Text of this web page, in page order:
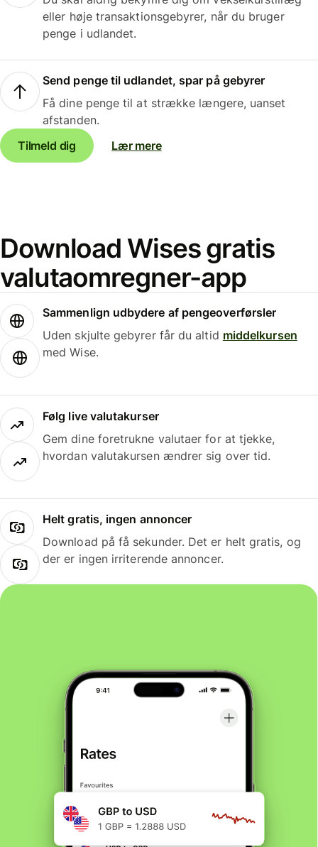
eller høje transaktionsgebyrer, når du bruger
penge i udlandet.
Send penge til udlandet, spar på gebyrer
Få dine penge til at strække længere, uanset
afstanden.
Tilmeld dig
Lær mere
Download Wises gratis
valutaomregner-app
Sammenlign udbydere af pengeoverførsler
Uden skjulte gebyrer får du altid middelkursen
med Wise.
Følg live valutakurser
Gem dine foretrukne valutaer for at tjekke,
hvordan valutakursen ændrer sig over tid.
Helt gratis, ingen annoncer
Download på få sekunder. Det er helt gratis, og
der er ingen irriterende annoncer.